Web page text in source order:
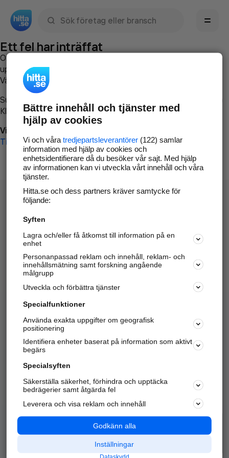
Ett fel har inträffat
Om du vill kan du
uppstod så att vi lättare och snabbare kan avhjälpa det.
Vänligen försök med följande:
Surfa till
Klicka påTillbaka-knappen i webbläsaren och försök igen
Vi beklagar besväret!
Till startsidan
Hitta.se - Gratis nummerupplysning.
Sök företag, personer och platser.
Hitta telefonnummer, adresser, företagsinfo mm.
Marknadsför företaget
Kom igång och annonsera mot
samarbetspartners nära dig.
Alla kategorier
Populära sökningar
API & Kartor
Annonsera
Integritet
Nödnummer
Bättre innehåll och tjänster med
hjälp av cookies
Vi och våra tredjepartsleverantörer(122) samlar
information med hjälp av cookies och
enhetsidentifierare då du besöker vår sajt. Med hjälp
av informationen kan vi utveckla vårt innehåll och våra
tjänster.
Hitta.se och dess partners kräver samtycke för
följande:
Syften
Lagra och/eller få åtkomst till information på en
enhet
Personanpassad reklam och innehåll, reklam- och
innehållsmätning samt forskning angående
målgrupp
Utveckla och förbättra tjänster
Specialfunktioner
Använda exakta uppgifter om geografisk
positionering
Identifiera enheter baserat på information som aktivt
begärs
Specialsyften
Säkerställa säkerhet, förhindra och upptäcka
bedrägerier samt åtgärda fel
Leverera och visa reklam och innehåll
Godkänn alla
Inställningar
Dataskydd